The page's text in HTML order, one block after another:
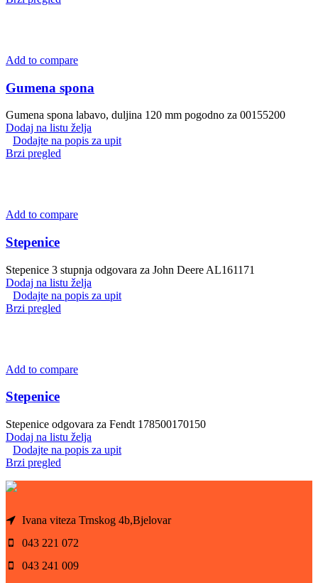
Add to compare
Gumena spona
Gumena spona labavo, duljina 120 mm pogodno za 00155200
Dodaj na listu želja
Dodajte na popis za upit
Brzi pregled
Add to compare
Stepenice
Stepenice 3 stupnja odgovara za John Deere AL161171
Dodaj na listu želja
Dodajte na popis za upit
Brzi pregled
Add to compare
Stepenice
Stepenice odgovara za Fendt 178500170150
Dodaj na listu želja
Dodajte na popis za upit
Brzi pregled
Ivana viteza Trnskog 4b,Bjelovar
043 221 072
043 241 009